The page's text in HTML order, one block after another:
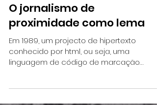
28 de abr.
O jornalismo de
proximidade como lema
conhecido por html, ou seja, uma